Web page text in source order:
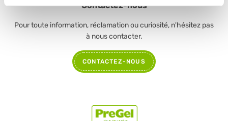
Contactez-nous
Pour toute information, réclamation ou curiosité, n'hésitez pas
à nous contacter.
CONTACTEZ-NOUS